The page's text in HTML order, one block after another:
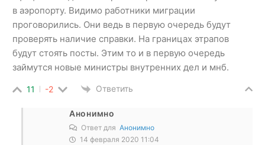
в аэропорту. Видимо работники миграции
проговорились. Они ведь в первую очередь будут
проверять наличие справки. На границах этрапов
будут стоять посты. Этим то и в первую очередь
займутся новые министры внутренних дел и мнб.
11 -2 Ответить
Анонимно
Ответ для Анонимно
14 февраля 2020 11:04